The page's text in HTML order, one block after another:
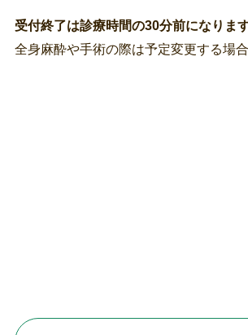
受付終了は診療時間の30分前になりま
全身麻酔や手術の際は予定変更する場合